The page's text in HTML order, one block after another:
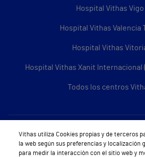
Hospital Vithas Vigo
Hospital Vithas Valencia
Hospital Vithas
Hospital Vithas Xanit Internacional
Todos los centros
Sobre Vithas
Quiénes somos
Vithas utiliza Cookies propias y de terceros
la web según sus preferencias y localización
para medir la interacción con el sitio web y